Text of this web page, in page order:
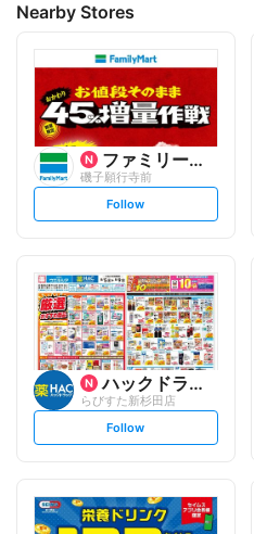
Nearby Stores
ファミリーマート
磯子願行寺前
s
l
o
w
Follow
ハックドラッグ
らびすた新杉田店
s
l
o
w
Follow